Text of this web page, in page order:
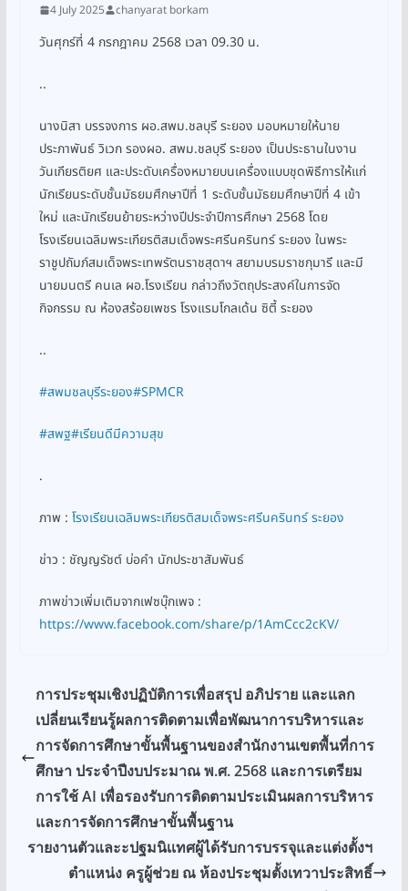
4 July 2025 chanyarat borkam
วันศุกร์ที่ 4 กรกฎาคม 2568 เวลา 09.30 น.
..
นางนิสา บรรจงการ ผอ.สพม.ชลบุรี ระยอง มอบหมายให้นาย
ประภาพันธ์ วิเวก รองผอ. สพม.ชลบุรี ระยอง เป็นประธานในงาน
วันเกียรติยศ และประดับเครื่องหมายบนเครื่องแบบชุดพิธีการให้แก่
นักเรียนระดับชั้นมัธยมศึกษาปีที่ 1 ระดับชั้นมัธยมศึกษาปีที่ 4 เข้า
ใหม่ และนักเรียนย้ายระหว่างปีประจำปีการศึกษา 2568 โดย
โรงเรียนเฉลิมพระเกียรติสมเด็จพระศรีนครินทร์ ระยอง ในพระ
ราชูปถัมภ์สมเด็จพระเทพรัตนราชสุดาฯ สยามบรมราชกุมารี และมี
นายมนตรี คนเล ผอ.โรงเรียน กล่าวถึงวัตถุประสงค์ในการจัด
กิจกรรม ณ ห้องสร้อยเพชร โรงแรมโกลเด้น ซิตี้ ระยอง
..
#สพมชลบุรีระยอง#SPMCR
#สพฐ#เรียนดีมีความสุข
.
ภาพ : โรงเรียนเฉลิมพระเกียรติสมเด็จพระศรีนครินทร์ ระยอง
ข่าว : ชัญญรัชต์ บ่อคำ นักประชาสัมพันธ์
ภาพข่าวเพิ่มเติมจากเฟซบุ๊กเพจ :
https://www.facebook.com/share/p/1AmCcc2cKV/
การประชุมเชิงปฏิบัติการเพื่อสรุป อภิปราย และแลก
เปลี่ยนเรียนรู้ผลการติดตามเพื่อพัฒนาการบริหารและ
การจัดการศึกษาขั้นพื้นฐานของสำนักงานเขตพื้นที่การ
ศึกษา ประจำปีงบประมาณ พ.ศ. 2568 และการเตรียม
การใช้ AI เพื่อรองรับการติดตามประเมินผลการบริหาร
และการจัดการศึกษาขั้นพื้นฐาน
รายงานตัวและะปฐมนิเเทศผู้ได้รับการบรรจุและแต่งตั้งฯ
ตำแหน่ง ครูผู้ช่วย ณ ห้องประชุมตั้งเทวาประสิทธิ์